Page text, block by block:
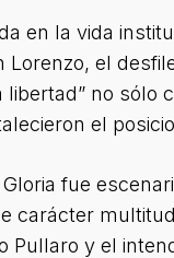
en la vida
Lorenzo, el
no sólo
el
fue
carácter
Pullaro y el